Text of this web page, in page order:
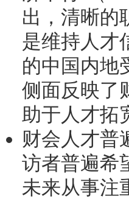
出，清晰的
是维持人才
的中国内地
侧面反映了
助于人才拓
财会人才普
访者普遍希
未来从事注